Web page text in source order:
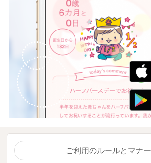
ご利用のルールとマナー